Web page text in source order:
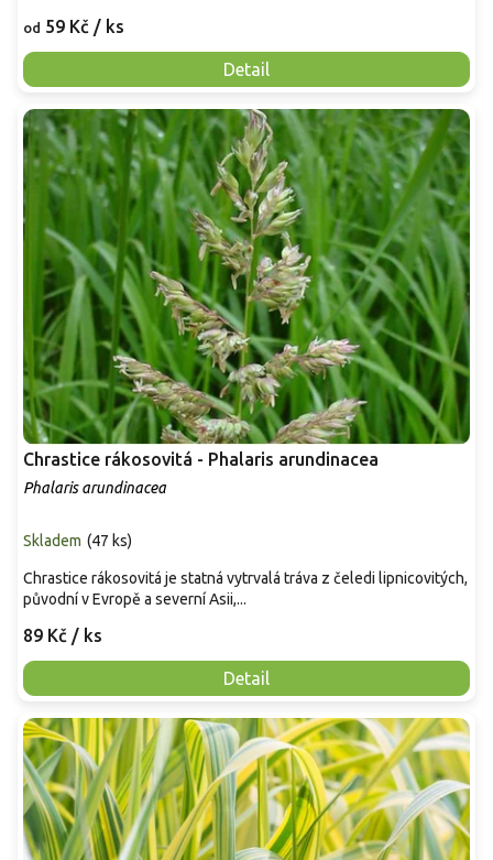
od 59 Kč / ks
Detail
Chrastice rákosovitá - Phalaris arundinacea
Phalaris arundinacea
Skladem (47 ks)
89 Kč / ks
Detail
Chrastice rákosovitá je statná vytrvalá tráva z čeledi lipnicovitých,
původní v Evropě a severní Asii,...